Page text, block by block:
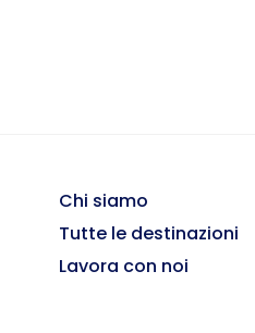
Chi siamo
Tutte le destinazioni
Lavora con noi